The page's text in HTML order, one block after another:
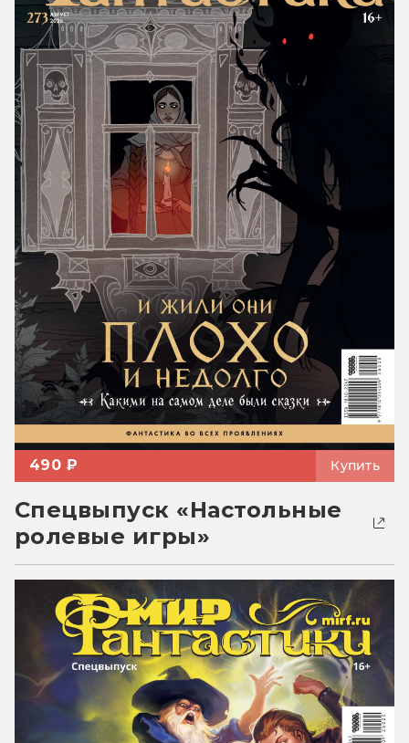
490 ₽ Купить
Спецвыпуск «Настольные
ролевые игры»